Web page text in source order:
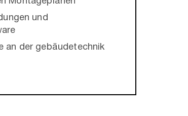
und
an der gebäudetechnik